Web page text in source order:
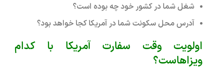
شغل شما در کشور خود چه بوده است؟
آدرس محل سکونت شما در آمریکا کجا خواهد بود؟
اولویت وقت سفارت آمریکا با کدام
ویزاهاست؟